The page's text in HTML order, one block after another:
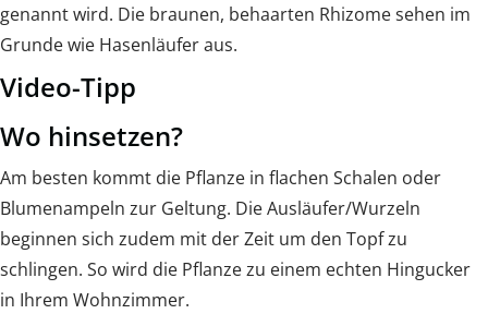
genannt wird. Die braunen, behaarten Rhizome sehen im
Grunde wie Hasenläufer aus.
Video-Tipp
Wo hinsetzen?
Am besten kommt die Pflanze in flachen Schalen oder
Blumenampeln zur Geltung. Die Ausläufer/Wurzeln
beginnen sich zudem mit der Zeit um den Topf zu
schlingen. So wird die Pflanze zu einem echten Hingucker
in Ihrem Wohnzimmer.